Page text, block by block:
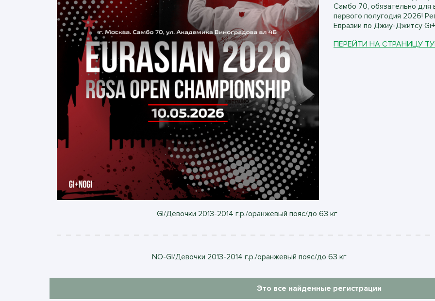
Самбо 70, обязательно для
первого полугодия 2026!
Евразии по Джиу-Джитсу
ПЕРЕЙТИ НА СТРАНИЦУ
GI/Девочки 2013-2014 г.р./оранжевый пояс/до 63 кг
NO-GI/Девочки 2013-2014 г.р./оранжевый пояс/до 63 кг
Это все найденные регистрации